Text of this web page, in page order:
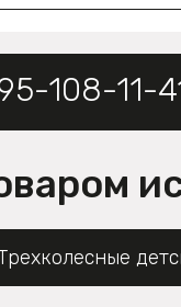
108-11-